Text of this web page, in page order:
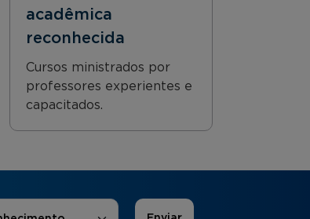
acadêmica
reconhecida
Cursos ministrados por
professores experientes e
capacitados.